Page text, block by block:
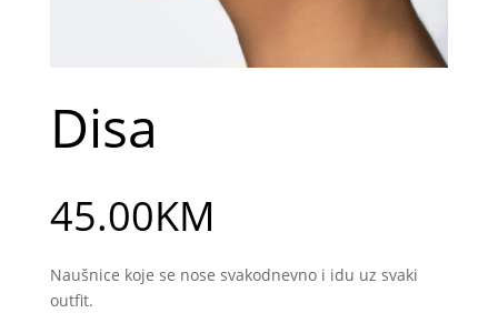
Disa
45.00KM
Naušnice koje se nose svakodnevno i idu uz svaki
outfit.